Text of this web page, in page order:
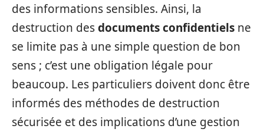
des informations sensibles. Ainsi, la
destruction desdocuments confidentiels ne
se limite pas à une simple question de bon
sens ; c’est une obligation légale pour
beaucoup. Les particuliers doivent donc être
informés des méthodes de destruction
sécurisée et des implications d’une gestion